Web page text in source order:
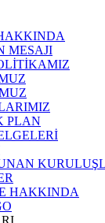
MESAJI
PLAN
HAKKINDA